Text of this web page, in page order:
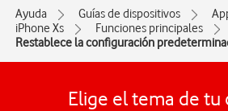
Ayuda Guías de dispositivos
iPhone Xs
Funciones principales
Restablece la configuración
Elige el tema de tu